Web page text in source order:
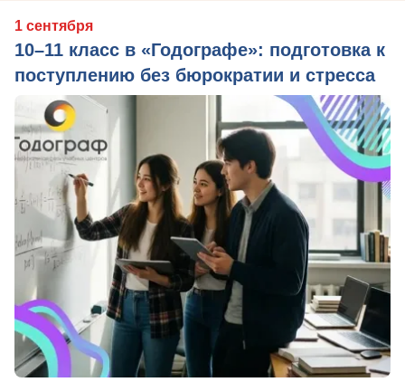
1 сентября
10–11 класс в «Годографе»: подготовка к
поступлению без бюрократии и стресса